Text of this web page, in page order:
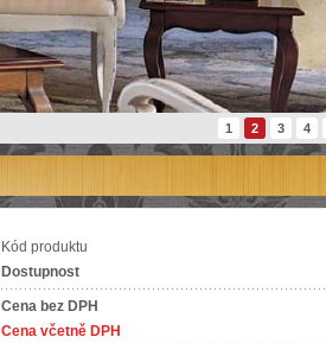
1 2 3 4
Kód produktu
Dostupnost
Cena bez DPH
Cena včetně DPH